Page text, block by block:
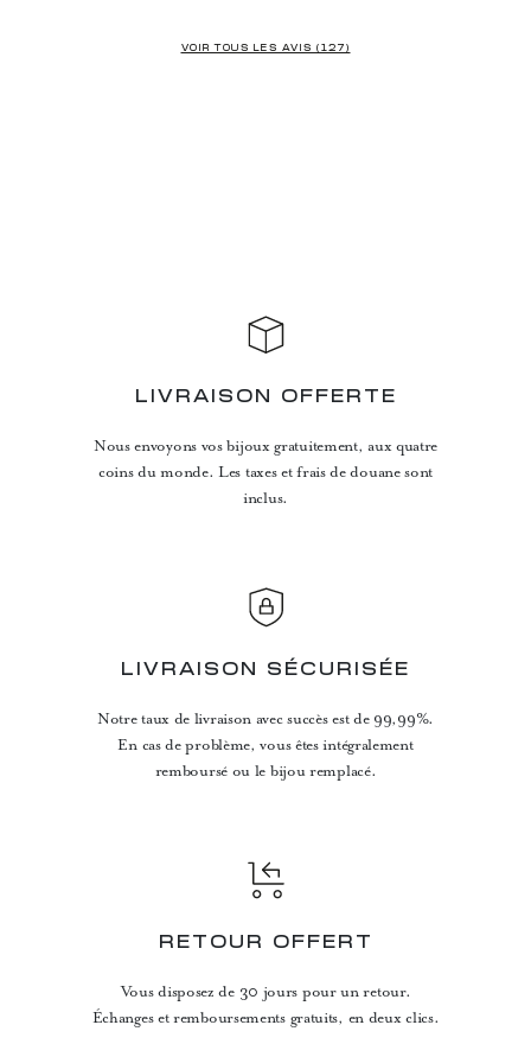
VOIR TOUS LES AVIS (127)
LIVRAISON OFFERTE
Nous envoyons vos bijoux gratuitement, aux quatre
coins du monde. Les taxes et frais de douane sont
inclus.
LIVRAISON SÉCURISÉE
Notre taux de livraison avec succès est de 99,99%.
En cas de problème, vous êtes intégralement
remboursé ou le bijou remplacé.
RETOUR OFFERT
Vous disposez de 30 jours pour un retour.
Échanges et remboursements gratuits, en deux clics.